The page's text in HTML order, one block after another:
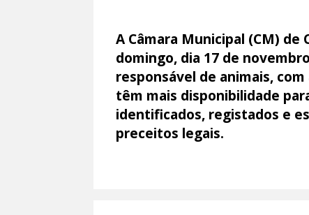
A Câmara Municipal (CM)
domingo, dia 17 de
responsável de animais,
têm mais disponibilidade
identificados, registados e
preceitos legais.